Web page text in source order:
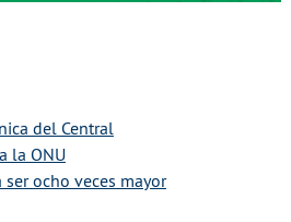
del Central
la ONU
ocho veces mayor